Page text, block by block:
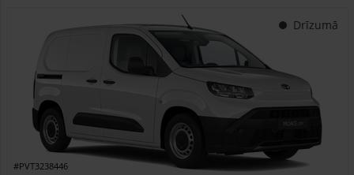
Drīzumā
#PVT3238446